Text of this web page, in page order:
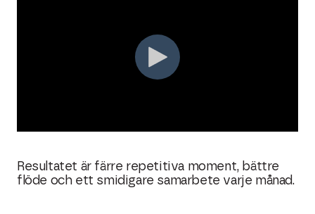
Resultatet är färre repetitiva moment, bättre
flöde och ett smidigare samarbete varje månad.